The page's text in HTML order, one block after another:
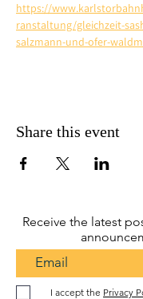
https://
ranstaltung/gleichzeit-
salzmann-und-ofer-
Share this event
Receive the latest
I accept the Privacy